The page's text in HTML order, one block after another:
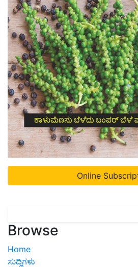
Online
Browse
Home
ಸುದ್ದಿಗಳು